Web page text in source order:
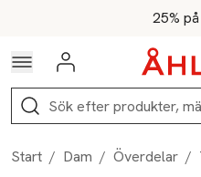
Hoppa till navigationsmenyn
25%
För
Logga in
Sök
Start / Dam / Överdelar /